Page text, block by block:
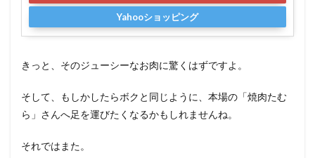
Yahooショッピング
きっと、そのジューシーなお肉に驚くはずですよ。
そして、もしかしたらボクと同じように、本場の「焼肉たむ
ら」さんへ足を運びたくなるかもしれませんね。
それではまた。